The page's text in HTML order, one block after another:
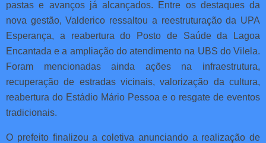
pastas e avanços já alcançados. Entre os destaques da
nova gestão, Valderico ressaltou a reestruturação da UPA
Esperança, a reabertura do Posto de Saúde da Lagoa
Encantada e a ampliação do atendimento na UBS do Vilela.
Foram mencionadas ainda ações na infraestrutura,
recuperação de estradas vicinais, valorização da cultura,
reabertura do Estádio Mário Pessoa e o resgate de eventos
tradicionais.
O prefeito finalizou a coletiva anunciando a realização de